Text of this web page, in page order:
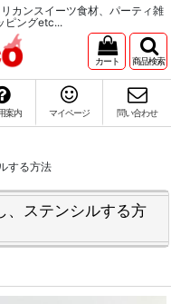
カンスイーツ食材、パーティ雑
ピングetc...
カート 商品検索
案内 マイページ 問い合わせ
する方法
、ステンシルする方